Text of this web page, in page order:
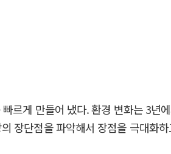
르게 만들어 냈다. 환경 변화는 3년
장단점을 파악해서 장점을 극대화